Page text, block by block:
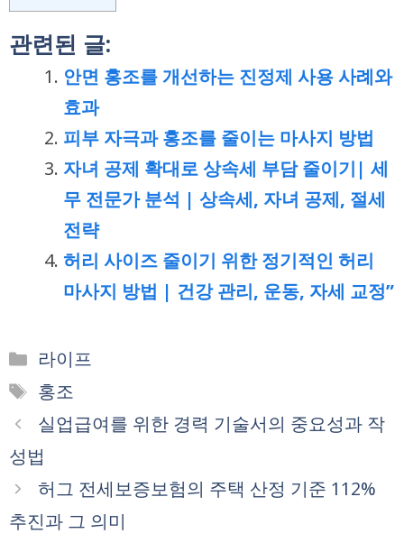
관련된 글:
안면 홍조를 개선하는 진정제 사용 사례와
효과
피부 자극과 홍조를 줄이는 마사지 방법
자녀 공제 확대로 상속세 부담 줄이기| 세
무 전문가 분석 | 상속세, 자녀 공제, 절세
전략
허리 사이즈 줄이기 위한 정기적인 허리
마사지 방법 | 건강 관리, 운동, 자세 교정”
카
테
리
라이프
태
그
홍조
실업급여를 위한 경력 기술서의 중요성과 작
성법
허그 전세보증보험의 주택 산정 기준 112%
추진과 그 의미